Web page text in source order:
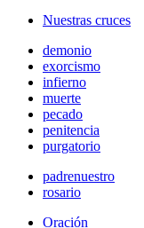
Nuestras cruces
demonio
exorcismo
infierno
muerte
pecado
penitencia
purgatorio
padrenuestro
rosario
Oración